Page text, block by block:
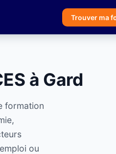
Trouver ma
à Gard
formation
ou